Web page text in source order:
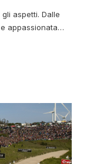
aspetti. Dalle
appassionata…